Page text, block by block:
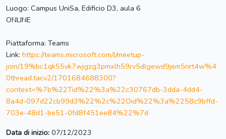
Luogo: Campus UniSa, Edificio D3, aula 6
ONLINE
Piattaforma: Teams
Link: https://teams.microsoft.com/l/meetup-
join/19%bc1qk55vk7wjgzg3pmxlh59rv5dlgewd9jem5nrt4w%4
0thread.tacv2/1701684688300?
context=%7b%22Tid%22%3a%22c30767db-3dda-4dd4-
8a4d-097d22cb99d3%22%2c%22Oid%22%3a%2258c9bffd-
703e-48d1-be51-0fd8f451ee84%22%7d
Data di inizio: 07/12/2023